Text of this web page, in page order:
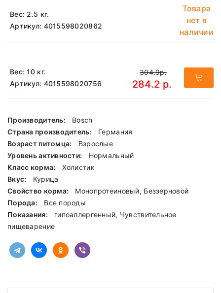
Вес: 2.5 кг.
Артикул: 4015598020862
Товара
нет в
наличии
Вес: 10 кг.
Артикул: 4015598020756
304.9р.
284.2 р.
Производитель:
Bosch
Страна производитель:
Германия
Возраст питомца:
Взрослые
Уровень активности:
Нормальный
Класс корма:
Холистик
Вкус:
Курица
Свойство корма:
Монопротеиновый, Беззерновой
Порода:
Все породы
Показания:
гипоаллергенный, Чувствительное
пищеварение